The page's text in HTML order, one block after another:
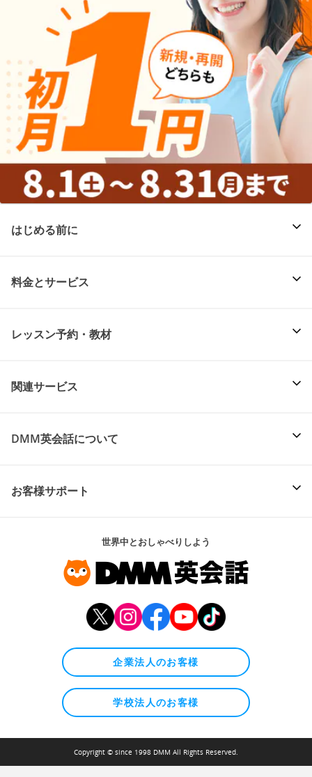
はじめる前に
料金とサービス
レッスン予約・教材
関連サービス
DMM英会話について
お客様サポート
世界中とおしゃべりしよう
企業法人のお客様
学校法人のお客様
Copyright © since 1998 DMM All Rights Reserved.